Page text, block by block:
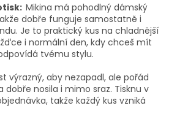
Mikina má pohodlný dámský
dobře funguje samostatně i
Je to praktický kus na chladnější
i normální den, kdy chceš mít
tvému stylu.
výrazný, aby nezapadl, ale pořád
dobře nosila i mimo sraz. Tisknu v
takže každý kus vzniká